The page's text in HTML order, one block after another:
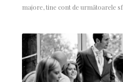
majore, tine cont de următoarele